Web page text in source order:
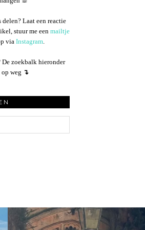
Laat een reactie
stuur me een mailtje
via Instagram.
De zoekbalk hieronder
weg ↴